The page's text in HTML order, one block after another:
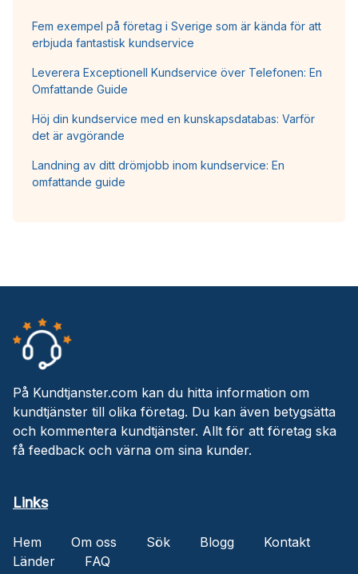
Fem exempel på företag i Sverige som är kända för att
erbjuda fantastisk kundservice
Leverera Exceptionell Kundservice över Telefonen: En
Omfattande Guide
Höj din kundservice med en kunskapsdatabas: Varför
det är avgörande
Landning av ditt drömjobb inom kundservice: En
omfattande guide
På Kundtjanster.com kan du hitta information om
kundtjänster till olika företag. Du kan även betygsätta
och kommentera kundtjänster. Allt för att företag ska
få feedback och värna om sina kunder.
Links
Hem Om oss Sök Blogg
Kontakt
Länder
FAQ